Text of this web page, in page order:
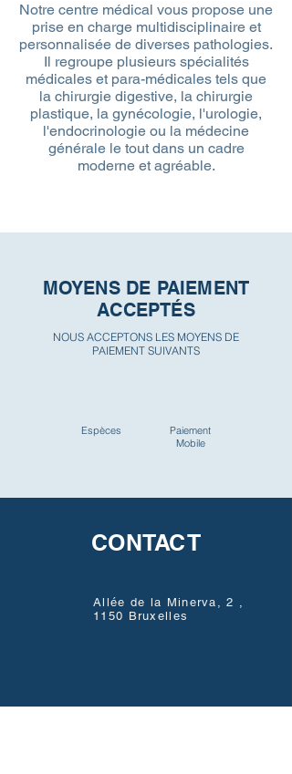
Notre centre médical vous propose une
prise en charge multidisciplinaire et
personnalisée de diverses pathologies.
Il regroupe plusieurs spécialités
médicales et para-médicales tels que
la chirurgie digestive, la chirurgie
plastique, la gynécologie, l'urologie,
l'endocrinologie ou la médecine
générale le tout dans un cadre
moderne et agréable.
MOYENS DE PAIEMENT
ACCEPTÉS
NOUS ACCEPTONS LES MOYENS DE
PAIEMENT SUIVANTS
Espèces
Paiement
Mobile
CONTACT
Allée de la Minerva, 2 ,
1150 Bruxelles